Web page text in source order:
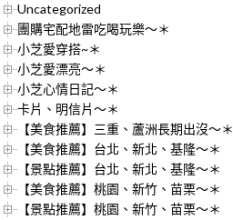
Uncategorized
團購宅配地雷吃喝玩樂～＊
小芝愛穿搭~＊
小芝愛漂亮～＊
小芝心情日記～＊
卡片、明信片～＊
【美食推薦】三重、蘆洲長期出沒～＊
【美食推薦】台北、新北、基隆～＊
【景點推薦】台北、新北、基隆～＊
【美食推薦】桃園、新竹、苗栗～＊
【景點推薦】桃園、新竹、苗栗～＊